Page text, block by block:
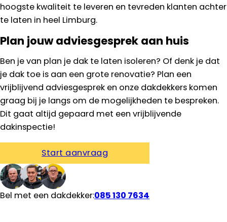
hoogste kwaliteit te leveren en tevreden klanten achter
te laten in heel Limburg.
Plan jouw adviesgesprek aan huis
Ben je van plan je dak te laten isoleren? Of denk je dat
je dak toe is aan een grote renovatie? Plan een
vrijblijvend adviesgesprek en onze dakdekkers komen
graag bij je langs om de mogelijkheden te bespreken.
Dit gaat altijd gepaard met een vrijblijvende
dakinspectie!
Start aanvraag
Bel met een dakdekker:085 130 7634